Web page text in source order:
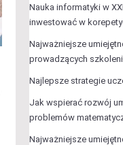
Nauka informatyki w
inwestować w
Najważniejsze
prowadzących
Najlepsze strategie
Jak wspierać rozwój
problemów
Najważniejsze